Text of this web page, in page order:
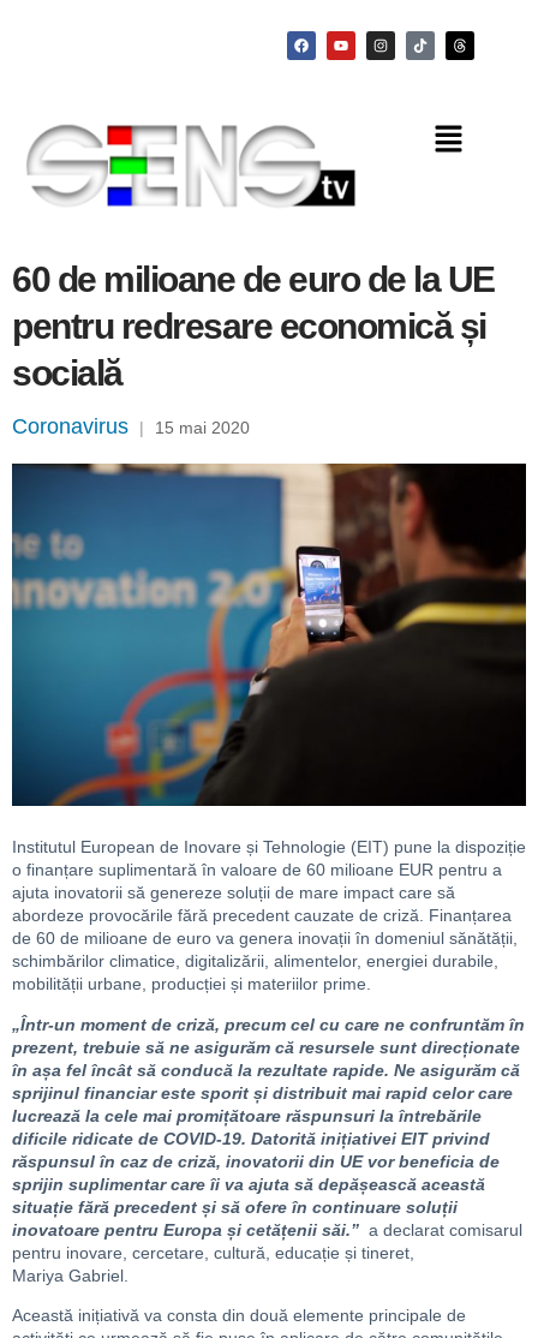
60 de milioane de euro de la UE
pentru redresare economică și
socială
Coronavirus | 15 mai 2020
Institutul European de Inovare și Tehnologie (EIT) pune la dispoziție
o finanțare suplimentară în valoare de 60 milioane EUR pentru a
ajuta inovatorii să genereze soluții de mare impact care să
abordeze provocările fără precedent cauzate de criză. Finanțarea
de 60 de milioane de euro va genera inovații în domeniul sănătății,
schimbărilor climatice, digitalizării, alimentelor, energiei durabile,
mobilității urbane, producției și materiilor prime.
„Într-un moment de criză, precum cel cu care ne confruntăm în
prezent, trebuie să ne asigurăm că resursele sunt direcționate
în așa fel încât să conducă la rezultate rapide. Ne asigurăm că
sprijinul financiar este sporit și distribuit mai rapid celor care
lucrează la cele mai promițătoare răspunsuri la întrebările
dificile ridicate de COVID-19. Datorită inițiativei EIT privind
răspunsul în caz de criză, inovatorii din UE vor beneficia de
sprijin suplimentar care îi va ajuta să depășească această
situație fără precedent și să ofere în continuare soluții
inovatoare pentru Europa și cetățenii săi.” a declarat comisarul
pentru inovare, cercetare, cultură, educație și tineret,
Mariya Gabriel.
Această inițiativă va consta din două elemente principale de